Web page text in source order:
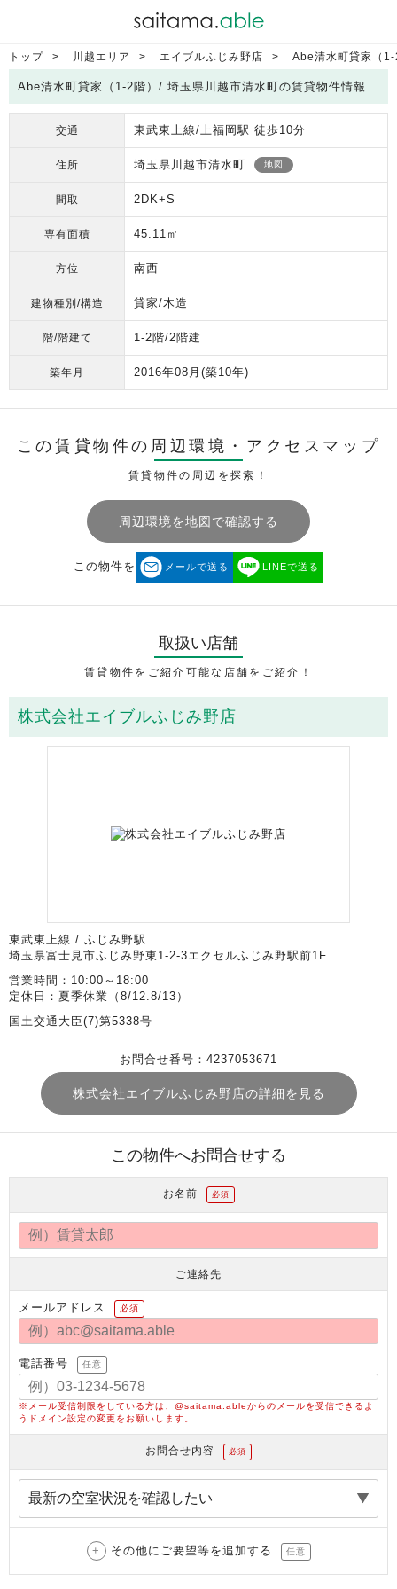
トップ 川越エリア エイブルふじみ野店 Abe清水町貸家（
Abe清水町貸家（1-2階）/ 埼玉県川越市清水町の賃貸物件情報
交通 東武東上線/上福岡駅 徒歩10分
住所 埼玉県川越市清水町 地図
間取 2DK+S
専有面積 45.11㎡
方位 南西
建物種別/構造 貸家/木造
階/階建て 1-2階/2階建
築年月 2016年08月 (築10年)
この賃貸物件の周辺環境・ アクセスマップ
賃貸物件の周辺を探索！
周辺環境を地図で確認する
この物件を メールで送る LINEで送る
取扱い店舗
賃貸物件をご紹介可能な店舗をご紹介！
株式会社エイブルふじみ野店
東武東上線 / ふじみ野駅
埼玉県富士見市ふじみ野東1-2-3エクセルふじみ野駅前1F
営業時間：10:00～18:00
定休日：夏季休業（8/12.8/13）
国土交通大臣(7)第5338号
お問合せ番号：4237053671
株式会社エイブルふじみ野店の詳細を見る
この物件へお問合せする
お名前 必須
ご連絡先
メールアドレス 必須
電話番号 任意
※メール受信制限をしている方は、@saitama.ableからのメールを受信できるよ
うドメイン設定の変更をお願いします。
お問合せ内容 必須
その他にご要望等を追加する 任意